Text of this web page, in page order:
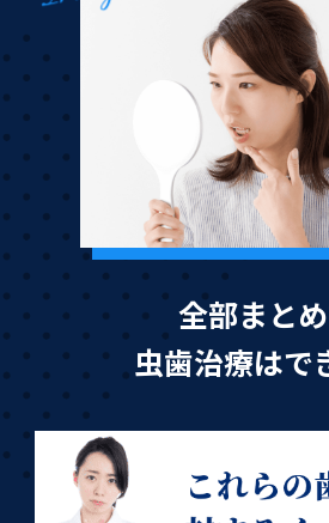
全部まと
虫歯治療はで